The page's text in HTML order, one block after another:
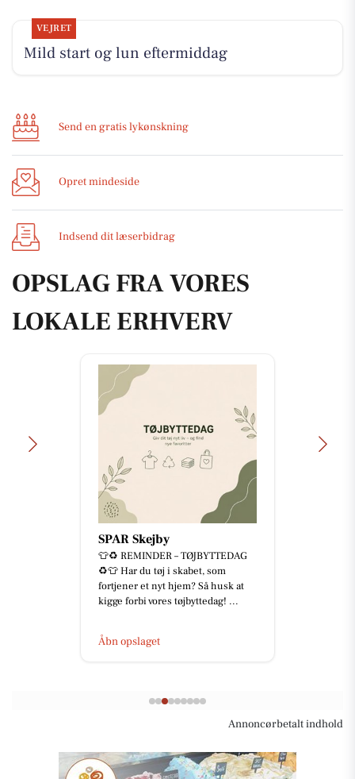
VEJRET
Mild start og lun eftermiddag
Send en gratis lykønskning
Opret mindeside
Indsend dit læserbidrag
OPSLAG FRA VORES
LOKALE ERHVERV
SPAR Skejby
👕♻️ REMINDER – TØJBYTTEDAG
♻️👕 Har du tøj i skabet, som
fortjener et nyt hjem? Så husk at
kigge forbi vores tøjbyttedag! ...
Åbn opslaget
Annoncørbetalt indhold